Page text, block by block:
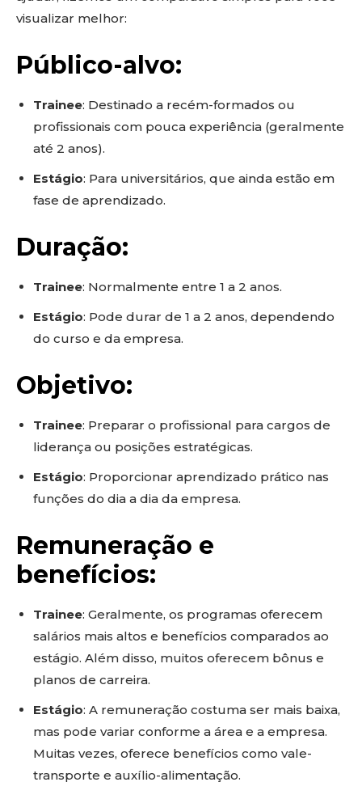
visualizar melhor:
Público-alvo:
Trainee: Destinado a recém-formados ou
profissionais com pouca experiência (geralmente
até 2 anos).
Estágio: Para universitários, que ainda estão em
fase de aprendizado.
Duração:
Trainee: Normalmente entre 1 a 2 anos.
Estágio: Pode durar de 1 a 2 anos, dependendo
do curso e da empresa.
Objetivo:
Trainee: Preparar o profissional para cargos de
liderança ou posições estratégicas.
Estágio: Proporcionar aprendizado prático nas
funções do dia a dia da empresa.
Remuneração e
benefícios:
Trainee: Geralmente, os programas oferecem
salários mais altos e benefícios comparados ao
estágio. Além disso, muitos oferecem bônus e
planos de carreira.
Estágio: A remuneração costuma ser mais baixa,
mas pode variar conforme a área e a empresa.
Muitas vezes, oferece benefícios como vale-
transporte e auxílio-alimentação.